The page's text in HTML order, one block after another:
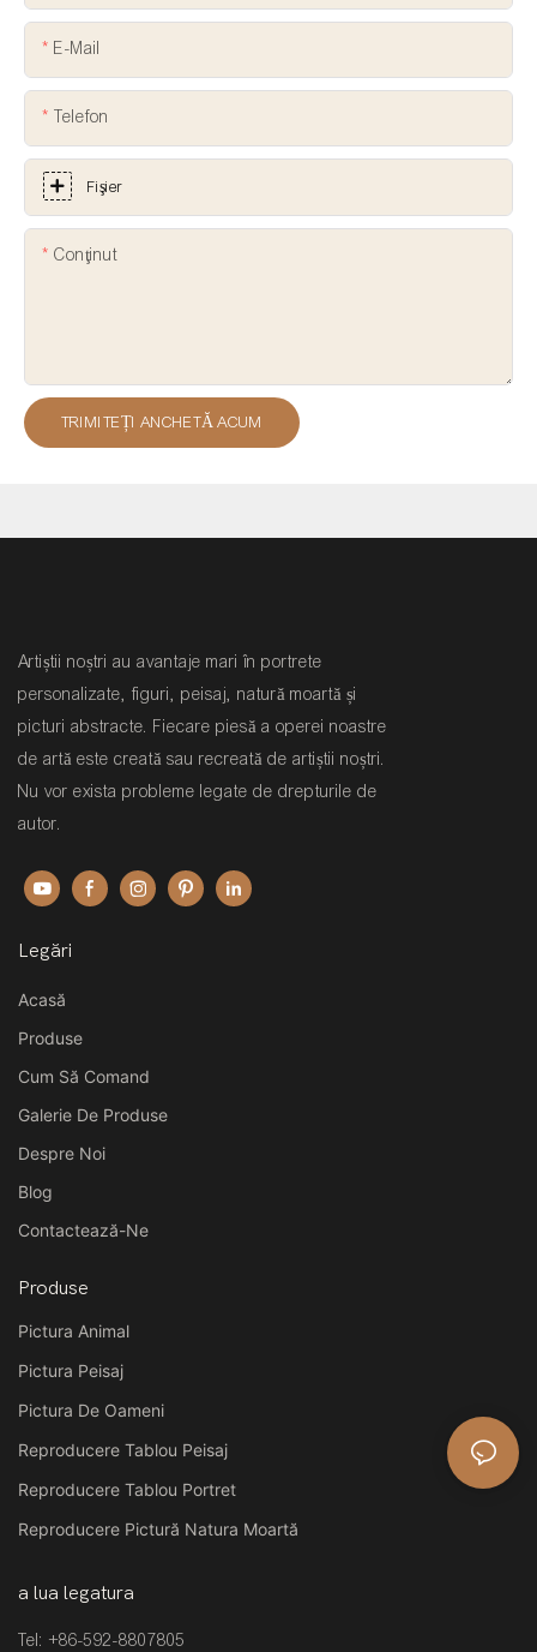
E-Mail
Telefon
Fişier
Conţinut
TRIMITEȚI ANCHETĂ ACUM
Artiștii noștri au avantaje mari în portrete
personalizate, figuri, peisaj, natură moartă și
picturi abstracte. Fiecare piesă a operei noastre
de artă este creată sau recreată de artiștii noștri.
Nu vor exista probleme legate de drepturile de
autor.
Legări
Acasă
Produse
Cum Să Comand
Galerie De Produse
Despre Noi
Blog
Contactează-Ne
Produse
Pictura Animal
Pictura Peisaj
Pictura De Oameni
Reproducere Tablou Peisaj
Reproducere Tablou Portret
Reproducere Pictură Natura Moartă
a lua legatura
Tel: +86-592-8807805